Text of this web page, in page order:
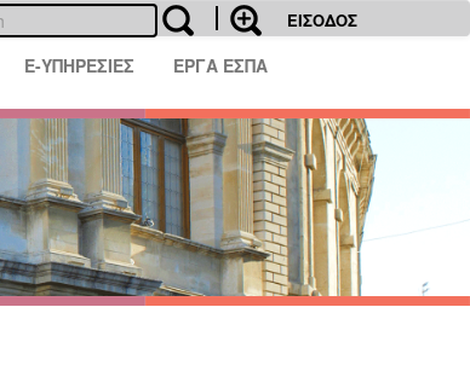
ΕΙΣΟΔΟΣ
E-ΥΠΗΡΕΣΙΕΣ ΕΡΓΑ ΕΣΠΑ